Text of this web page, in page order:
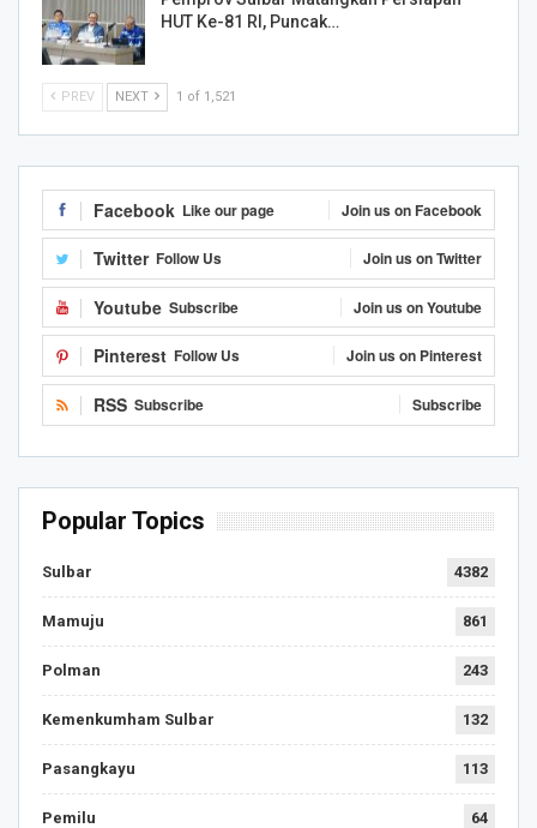
HUT Ke-81 RI, Puncak…
PREV NEXT 1 of 1,521
Facebook Like our page Join us on Facebook
Twitter Follow Us Join us on Twitter
Youtube Subscribe Join us on Youtube
Pinterest Follow Us Join us on Pinterest
RSS Subscribe Subscribe
Popular Topics
Sulbar 4382
Mamuju 861
Polman 243
Kemenkumham Sulbar 132
Pasangkayu 113
Pemilu 64